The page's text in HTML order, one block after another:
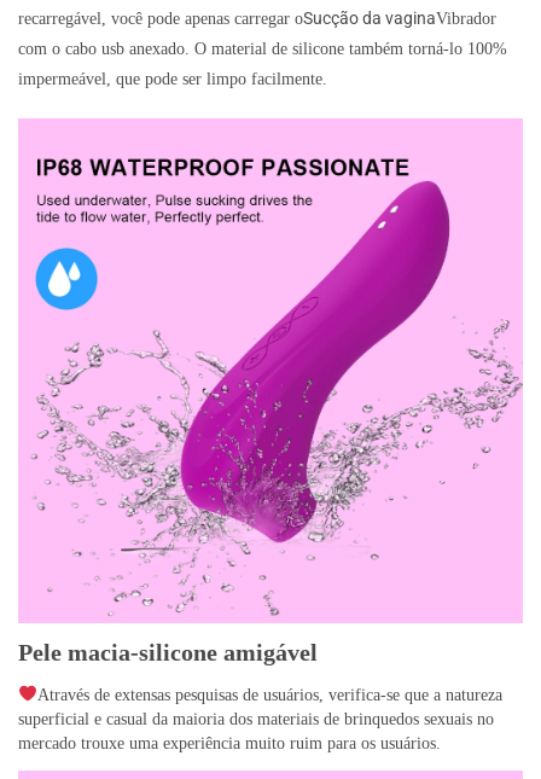
recarregável, você pode apenas carregar oSucção da vaginaVibrador
com o cabo usb anexado. O material de silicone também torná-lo 100%
impermeável, que pode ser limpo facilmente.
Pele macia-silicone amigável
Através de extensas pesquisas de usuários, verifica-se que a natureza
superficial e casual da maioria dos materiais de brinquedos sexuais no
mercado trouxe uma experiência muito ruim para os usuários.